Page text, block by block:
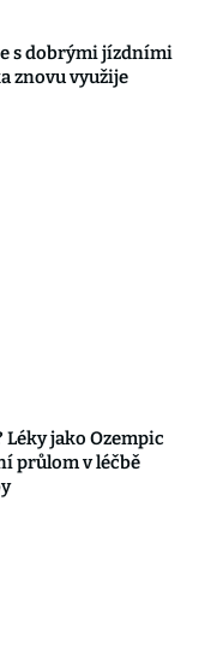
s dobrými jízdními
znovu využije
Léky jako Ozempic
průlom v léčbě